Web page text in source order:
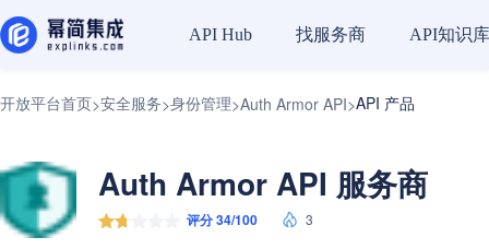
API Hub 找服务商 API知识库
开放平台首页>安全服务>身份管理>Auth Armor API>API 产品
Auth Armor API 服务商
评分 34/100 3